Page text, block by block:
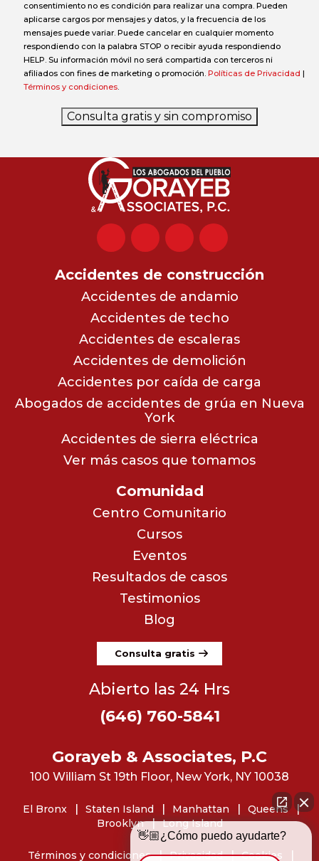
consentimiento no es condición para realizar una compra. Pueden
aplicarse cargos por mensajes y datos, y la frecuencia de los
mensajes puede variar. Puede cancelar en cualquier momento
respondiendo con la palabra STOP o recibir ayuda respondiendo
HELP. Su información móvil no será compartida con terceros ni
afiliados con fines de marketing o promoción. Políticas de Privacidad |
Términos y condiciones.
Consulta gratis y sin compromiso
Accidentes de construcción
Accidentes de andamio
Accidentes de techo
Accidentes de escaleras
Accidentes de demolición
Accidentes por caída de carga
Abogados de accidentes de grúa en Nueva
York
Accidentes de sierra eléctrica
Ver más casos que tomamos
Comunidad
Centro Comunitario
Cursos
Eventos
Resultados de casos
Testimonios
Blog
Consulta gratis
Abierto las 24 Hrs
(646) 760-5841
Gorayeb & Associates, P.C
100 William St 19th Floor, New York, NY 10038
El Bronx Staten Island Manhattan
Queens
Brooklyn
Long Island
Términos y condiciones Privacidad Cookies
👋🏼¿Cómo puedo ayudarte?